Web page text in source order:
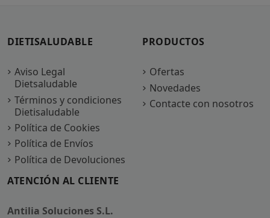
DIETISALUDABLE
Aviso Legal
Dietsaludable
Términos y condiciones
Dietisaludable
Política de Cookies
Política de Envíos
Política de Devoluciones
PRODUCTOS
Ofertas
Novedades
Contacte con nosotros
ATENCIÓN AL CLIENTE
Antilia Soluciones S.L.